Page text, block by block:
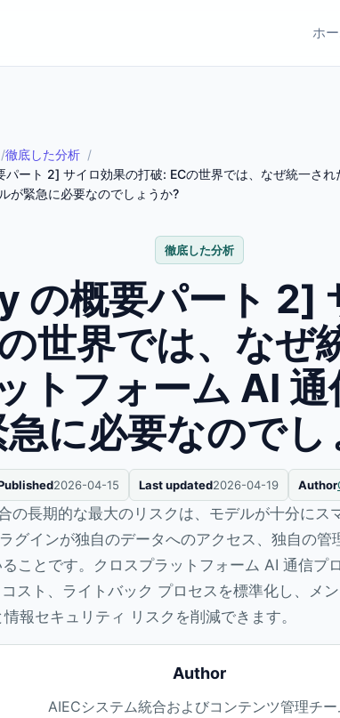
ホ
徹底した分析
ート 2] サイロ効果の打破: ECの世界では、なぜ統一され
が緊急に必要なのでしょうか?
徹底した分析
の概要パート 2]
世界では、なぜ
トフォーム AI
に必要なのでし
2026-04-15 Last updated2026-04-19 Author
の長期的な最大のリスクは、モデルが十分にス
グインが独自のデータへのアクセス、独自の管
ことです。クロスプラットフォーム AI 通信プ
スト、ライトバック プロセスを標準化し、メ
情報セキュリティ リスクを削減できます。
Author
AIECシステム統合およびコンテンツ管理チー